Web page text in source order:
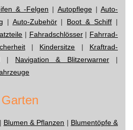
& -Felgen | Autopflege| Auto-
| Auto-Zubehör| Boot & Schiff |
| Fahradschlösser| Fahrrad-
| Kindersitze | Kraftrad-
| Navigation & Blitzerwarner|
Garten
| Blumen & Pflanzen | Blumentöpfe &